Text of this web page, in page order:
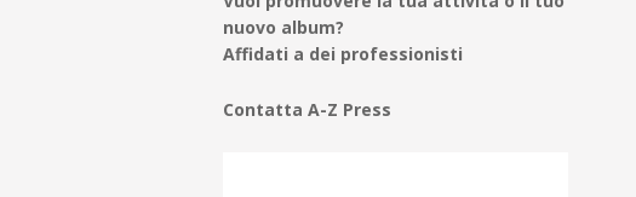
nuovo album?
Affidati a dei professionisti
Contatta A-Z Press